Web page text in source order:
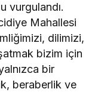
vurgulandı.
Mahallesi
dilimizi,
bizim için
bir
beraberlik ve